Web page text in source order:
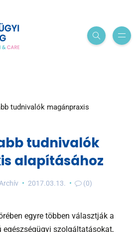
tudnivalók magánpraxis
tudnivalók
alapításához
Archív 2017.03.13. (0)
egyre többen választják a
szolgáltatásokat,